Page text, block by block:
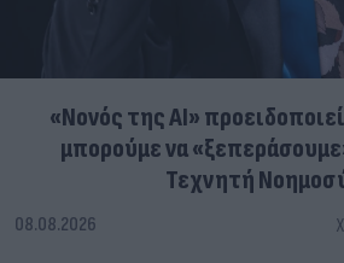
«Νονός της AI»
μπορούμε να
Τεχνητή
08.08.2026